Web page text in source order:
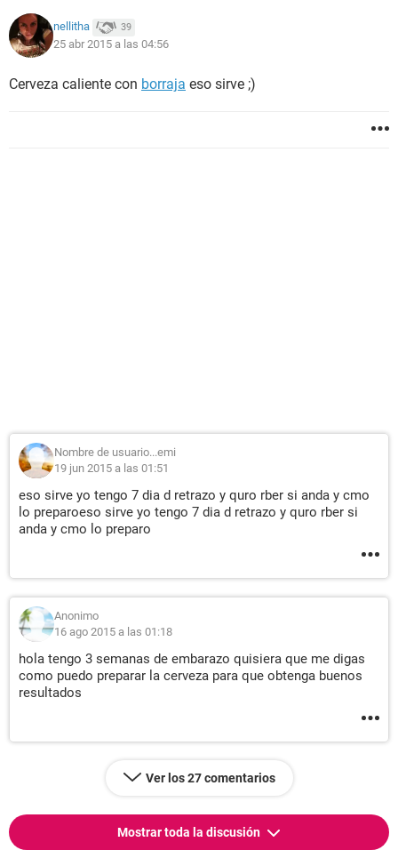
nellitha 39
25 abr 2015 a las 04:56
Cerveza caliente con borraja eso sirve ;)
Nombre de usuario...emi
19 jun 2015 a las 01:51
eso sirve yo tengo 7 dia d retrazo y quro rber si anda y cmo
lo preparoeso sirve yo tengo 7 dia d retrazo y quro rber si
anda y cmo lo preparo
Anonimo
16 ago 2015 a las 01:18
hola tengo 3 semanas de embarazo quisiera que me digas
como puedo preparar la cerveza para que obtenga buenos
resultados
Ver los 27 comentarios
Mostrar toda la discusión